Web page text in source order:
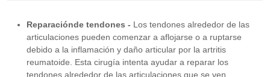
Reparaciónde tendones - Los tendones alrededor de las
articulaciones pueden comenzar a aflojarse o a ruptarse
debido a la inflamación y daño articular por la artritis
reumatoide. Esta cirugía intenta ayudar a reparar los
tendones alrededor de las articulaciones que se ven